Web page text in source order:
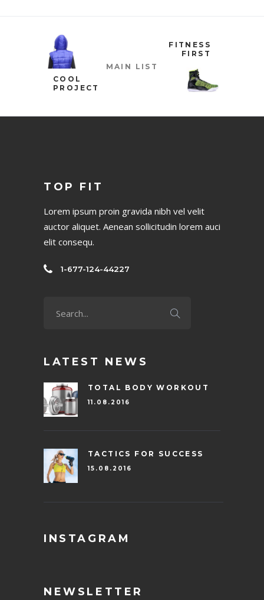
COOL
PROJECT
MAIN LIST
FITNESS
FIRST
TOP FIT
Lorem ipsum proin gravida nibh vel velit
auctor aliquet. Aenean sollicitudin lorem auci
elit consequ.
1-677-124-44227
LATEST NEWS
TOTAL BODY WORKOUT
11.08.2016
TACTICS FOR SUCCESS
15.08.2016
INSTAGRAM
NEWSLETTER